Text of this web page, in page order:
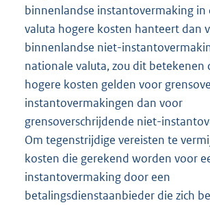
binnenlandse instantovermaking in
valuta hogere kosten hanteert dan
binnenlandse niet-
nationale valuta, zou dit betekenen
hogere kosten gelden voor
instantovermakingen dan voor
grensoverschrijdende niet-
Om tegenstrijdige vereisten te
kosten die gerekend worden voor
instantovermaking door een
betalingsdienstaanbieder die zich